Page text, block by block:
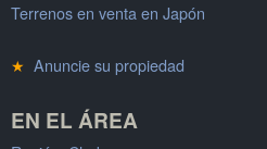
Terrenos en venta en Japón
★ Anuncie su propiedad
EN EL ÁREA